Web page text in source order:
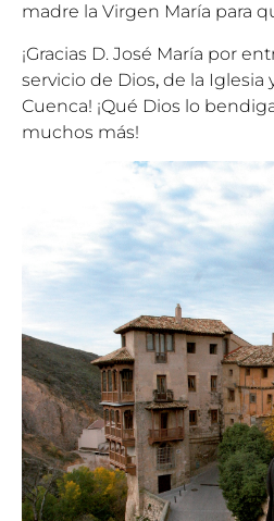
madre la Virgen María para
¡Gracias D. José María por
servicio de Dios, de la Iglesia
Cuenca! ¡Qué Dios lo
muchos más!